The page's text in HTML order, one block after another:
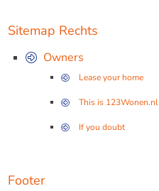
Sitemap Rechts
Owners
Lease your home
This is 123Wonen.nl
If you doubt
Footer